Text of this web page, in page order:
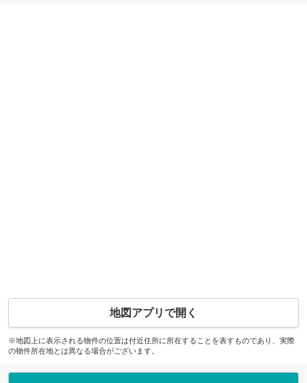
地図アプリで開く
※地図上に表示される物件の位置は付近住所に所在することを表すものであり、実際
の物件所在地とは異なる場合がございます。